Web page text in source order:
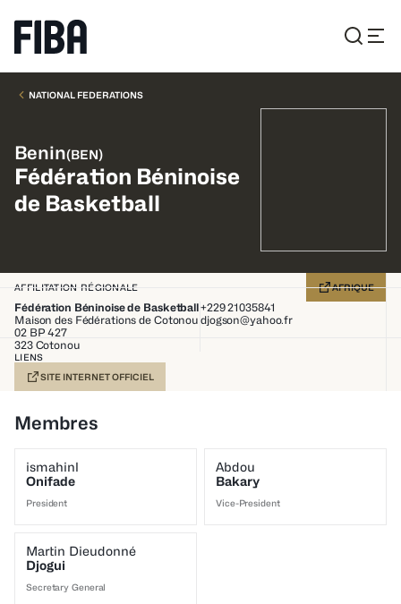
NATIONAL FEDERATIONS
Benin(BEN)
Fédération Béninoise
de Basketball
AFFILITATION RÉGIONALE AFRIQUE
Fédération Béninoise de Basketball
Maison des Fédérations de Cotonou
02 BP 427
323 Cotonou
+229 21035841
djogson@yahoo.fr
LIENS
SITE INTERNET OFFICIEL
Membres
ismahinl
Onifade
President
Abdou
Bakary
Vice-President
Martin Dieudonné
Djogui
Secretary General